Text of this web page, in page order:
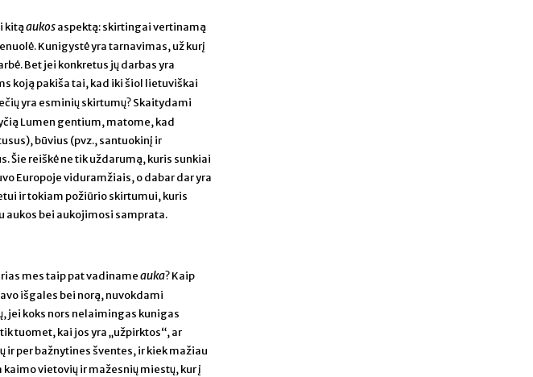
kitąaukosaspektą: skirtingai vertinamą
Kunigystė yra tarnavimas, už kurį
Bet jei konkretus jų darbas yra
koją pakiša tai, kad iki šiol lietuviškai
yra esminių skirtumų? Skaitydami
Lumen gentium, matome, kad
būvius (pvz., santuokinį ir
Šie reiškė ne tik uždarumą, kuris sunkiai
Europoje viduramžiais, o dabar dar yra
ir tokiam požiūrio skirtumui, kuris
aukos bei aukojimosi samprata.
mes taip pat vadinameauka? Kaip
išgales bei norą, nuvokdami
jei koks nors nelaimingas kunigas
tuomet, kai jos yra „užpirktos“, ar
per bažnytines šventes, ir kiek mažiau
vietovių ir mažesnių miestų, kur į